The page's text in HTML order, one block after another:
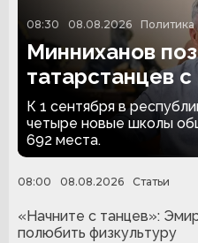
08:30 08.08.2026 Политика
Минниханов
татарстанцев
строителя и
физкультурника
К 1 сентября в
четыре новые школы
692 места.
08:00 08.08.2026 Статьи
«Начните с танцев»:
полюбить физкультуру